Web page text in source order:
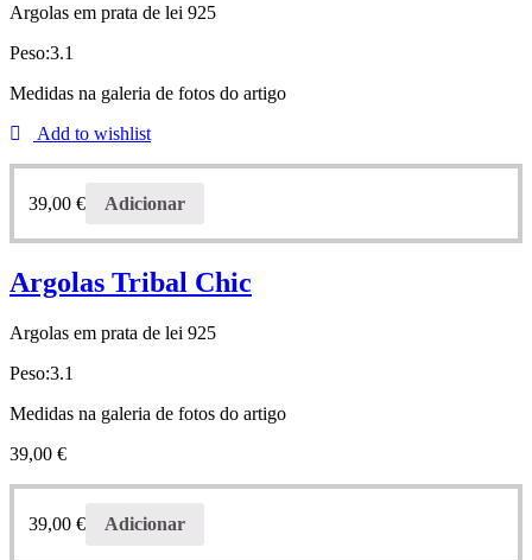
Argolas em prata de lei 925
Peso:3.1
Medidas na galeria de fotos do artigo
Add to wishlist
39,00 € Adicionar
Argolas Tribal Chic
Argolas em prata de lei 925
Peso:3.1
Medidas na galeria de fotos do artigo
39,00 €
39,00 € Adicionar